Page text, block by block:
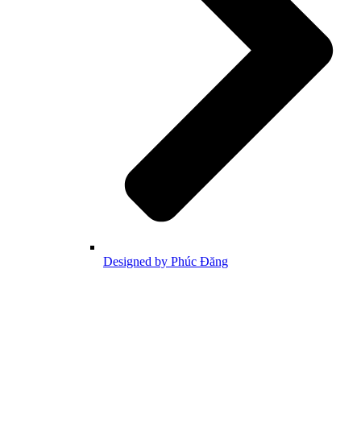
Designed by Phúc Đăng